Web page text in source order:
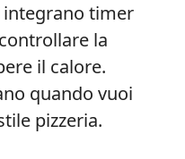
timer
la
il calore.
quando vuoi
pizzeria.